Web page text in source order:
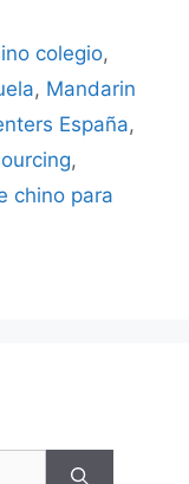
colegio,
, Mandarin
España,
,
chino para